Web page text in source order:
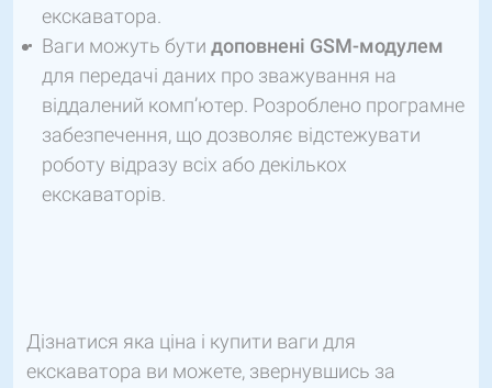
екскаватора.
Ваги можуть бути доповнені GSM-модулем
для передачі даних про зважування на
віддалений комп’ютер. Розроблено програмне
забезпечення, що дозволяє відстежувати
роботу відразу всіх або декількох
екскаваторів.
Дізнатися яка ціна і купити ваги для
екскаватора ви можете, звернувшись за